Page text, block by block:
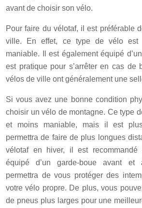
avant de choisir son vélo.
Pour faire du vélotaf, il est préférable
ville. En effet, ce type de vélo
maniable. Il est également équipé
est pratique pour s’arrêter en cas de
vélos de ville ont généralement une
Si vous avez une bonne condition
choisir un vélo de montagne. Ce type
et moins maniable, mais il est
permettra de faire de plus longues
vélotaf en hiver, il est
équipé d’un garde-boue avant et
permettra de vous protéger des
votre vélo propre. De plus, vous
de pneus plus larges pour une